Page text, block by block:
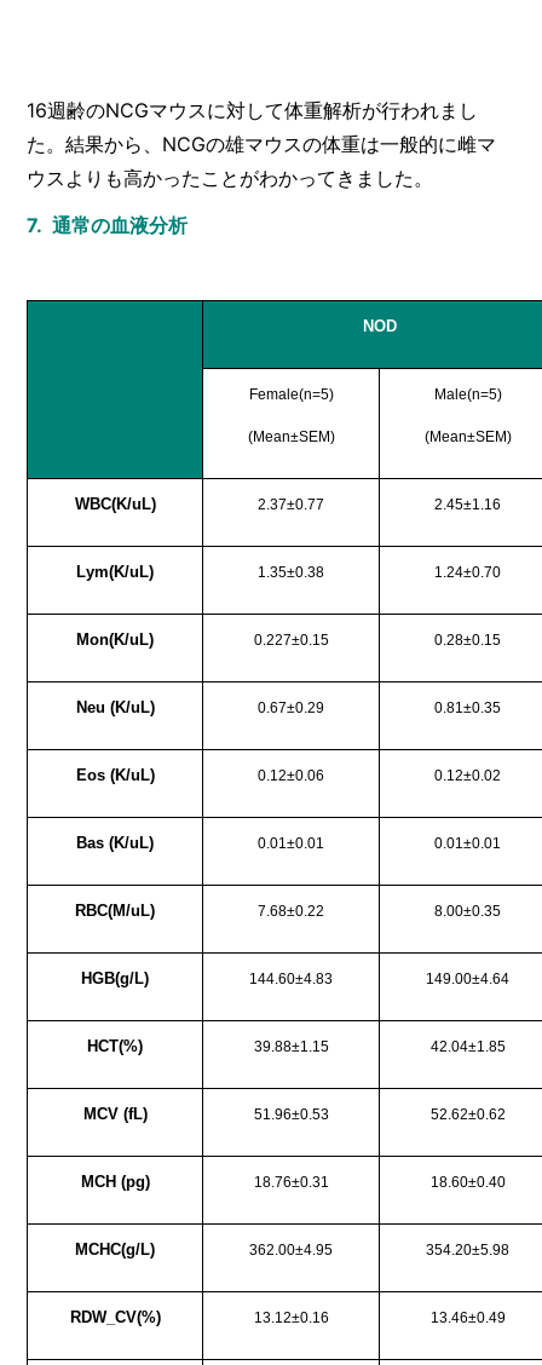
16週齢のNCGマウスに対して体重解析が行われまし
た。結果から、NCGの雄マウスの体重は一般的に雌マ
ウスよりも高かったことがわかってきました。
7. 通常の血液分析
NOD
Female(n=5)
(Mean±SEM)
Male(n=5)
(Mean±SEM)
WBC(K/uL) 2.37±0.77 2.45±1.16
Lym(K/uL) 1.35±0.38 1.24±0.70
Mon(K/uL) 0.227±0.15 0.28±0.15
Neu (K/uL) 0.67±0.29 0.81±0.35
Eos (K/uL) 0.12±0.06 0.12±0.02
Bas (K/uL) 0.01±0.01 0.01±0.01
RBC(M/uL) 7.68±0.22 8.00±0.35
HGB(g/L) 144.60±4.83 149.00±4.64
HCT(%) 39.88±1.15 42.04±1.85
MCV (fL) 51.96±0.53 52.62±0.62
MCH (pg) 18.76±0.31 18.60±0.40
MCHC(g/L) 362.00±4.95 354.20±5.98
RDW_CV(%) 13.12±0.16 13.46±0.49